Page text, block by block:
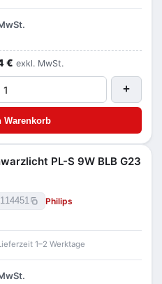
€ exkl. MwSt.
+
Warenkorb
PL-S 9W BLB G23
Philips
1–2 Werktage